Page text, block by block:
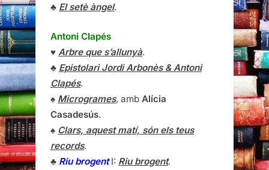
♣ El setè àngel.
Antoni Clapés
♥ Arbre que s’allunyà.
♣ Epistolari Jordi Arbonès & Antoni
Clapés.
♠ Microgrames, amb Alícia
Casadesús.
♠ Clars, aquest matí, són els teus
records.
♣ Riu brogentI: Riu brogent.